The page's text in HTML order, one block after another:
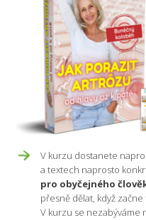
V kurzu dostanete
a textech naprosto
pro obyčejného
přesně dělat, když
V kurzu se nezabýváme